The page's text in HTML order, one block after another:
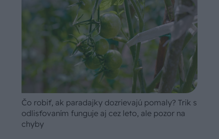
Čo robiť, ak paradajky dozrievajú pomaly? Trik s
odlisťovaním funguje aj cez leto, ale pozor na
chyby